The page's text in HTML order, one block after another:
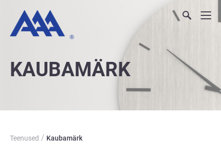
KAUBAMÄRK
Teenused / Kaubamärk